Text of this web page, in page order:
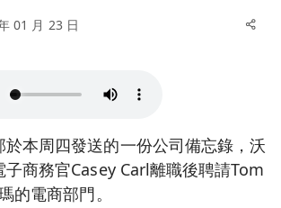
01 月 23 日
於本周四發送的一份公司備忘錄，沃
商務官Casey Carl離職後聘請Tom
的電商部門。